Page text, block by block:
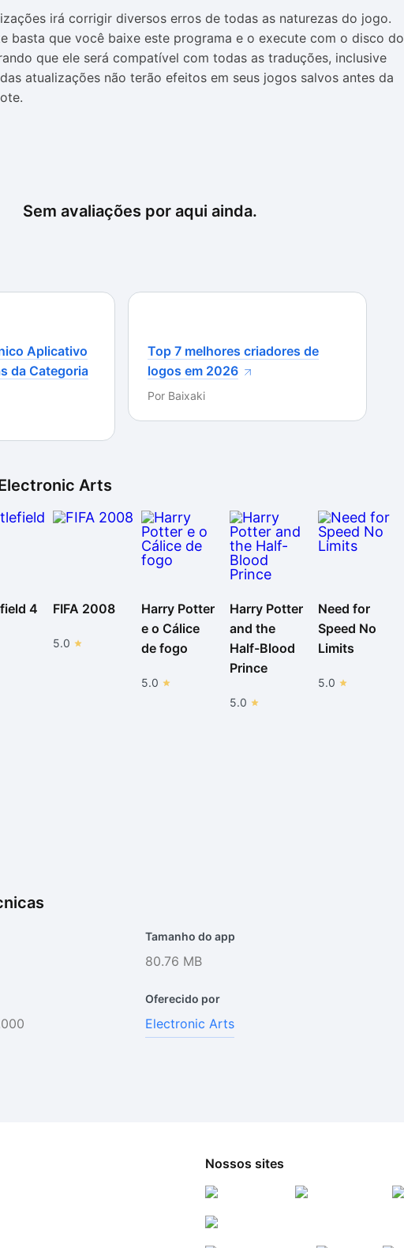
irá corrigir diversos erros de todas as naturezas do jogo.
basta que você baixe este programa e o execute com o disco do
que ele será compatível com todas as traduções, inclusive
atualizações não terão efeitos em seus jogos salvos antes da
Sem avaliações por aqui ainda.
Aplicativo
da Categoria
Top 7 melhores criadores de
logos em 2026
Por Baixaki
Arts
4 FIFA 2008
5.0
Harry Potter
e o Cálice
de fogo
5.0
Harry Potter
and the
Half-Blood
Prince
5.0
Need for
Speed No
Limits
5.0
Tamanho do app
80.76 MB
Oferecido por
Electronic Arts
Nossos sites